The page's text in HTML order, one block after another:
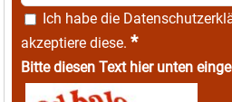
Ich habe die
akzeptiere diese. *
Bitte diesen Text hier unten